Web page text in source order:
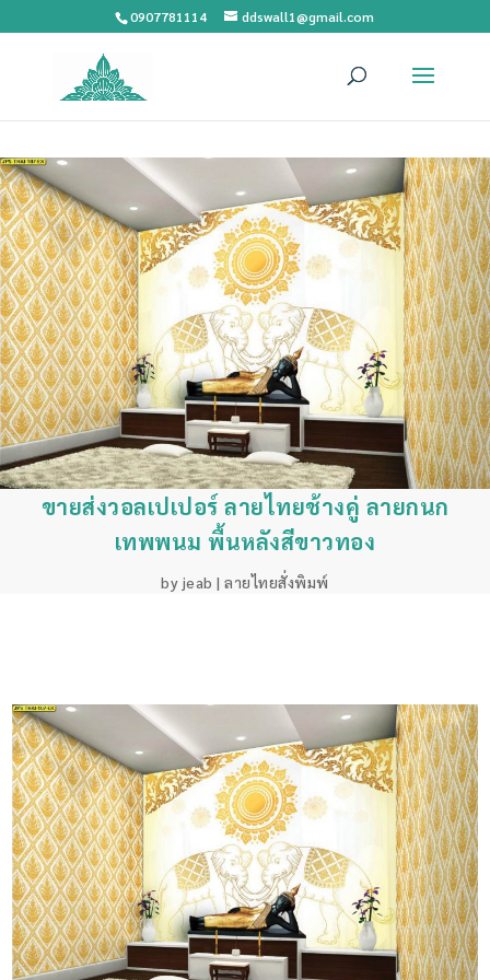
0907781114 ddswall1@gmail.com
ขายส่งวอลเปเปอร์ ลายไทยช้างคู่ ลายกนก
เทพพนม พื้นหลังสีขาวทอง
by jeab |ลายไทยสั่งพิมพ์